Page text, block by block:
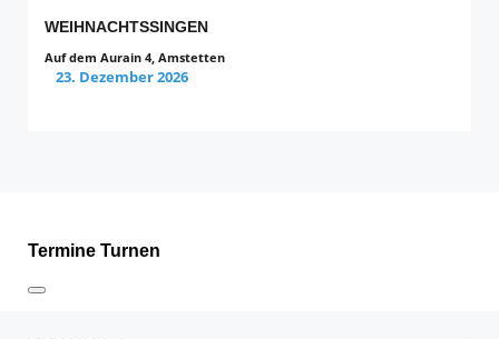
WEIHNACHTSSINGEN
Auf dem Aurain 4, Amstetten
23. Dezember 2026
Termine Turnen